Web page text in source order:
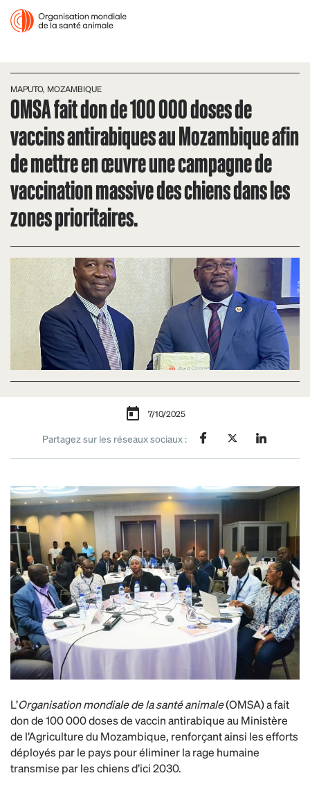
MAPUTO, MOZAMBIQUE
OMSA fait don de 100 000 doses de
vaccins antirabiques au Mozambique afin
de mettre en œuvre une campagne de
vaccination massive des chiens dans les
zones prioritaires.
7/10/2025
Partagez sur les réseaux sociaux :
L’Organisation mondiale de la santé animale(OMSA) a fait
don de 100 000 doses de vaccin antirabique au Ministère
de l’Agriculture du Mozambique, renforçant ainsi les efforts
déployés par le pays pour éliminer la rage humaine
transmise par les chiens d’ici 2030.